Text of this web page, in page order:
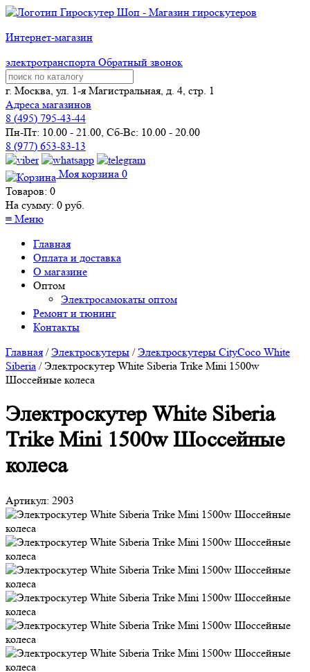
Интернет-магазин
электротранспорта Обратный звонок
г. Москва, ул. 1-я Магистральная, д. 4, стр. 1
Адреса магазинов
8 (495) 795-43-44
Пн-Пт: 10.00 - 21.00, Сб-Вс: 10.00 - 20.00
8 (977) 653-83-13
Моя корзина 0
Товаров: 0
На сумму: 0 руб.
≡ Меню
Главная
Оплата и доставка
О магазине
Оптом
Электросамокаты оптом
Ремонт и тюнинг
Контакты
Главная /Электроскутеры /Электроскутеры CityCoco White
Siberia /Электроскутер White Siberia Trike Mini 1500w
Шоссейные колеса
Электроскутер White Siberia
Trike Mini 1500w Шоссейные
колеса
Артикул: 2903